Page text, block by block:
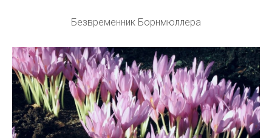
Безвременник Борнмюллера